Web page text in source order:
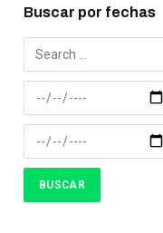
Buscar por fechas